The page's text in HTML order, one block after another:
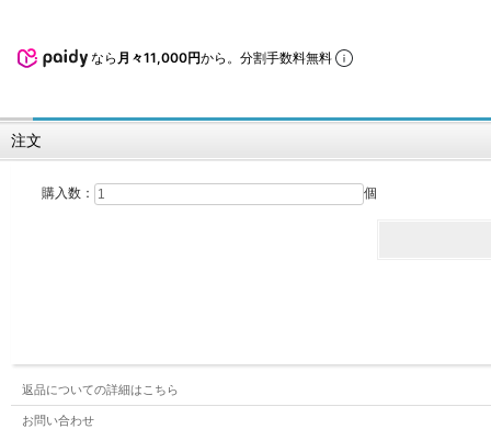
なら 月々11,000円から。分割手数料無料
注文
購入数： 個
返品についての詳細はこちら
お問い合わせ